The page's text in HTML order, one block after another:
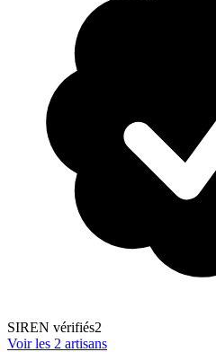
SIREN vérifiés2
Voir les 2 artisans